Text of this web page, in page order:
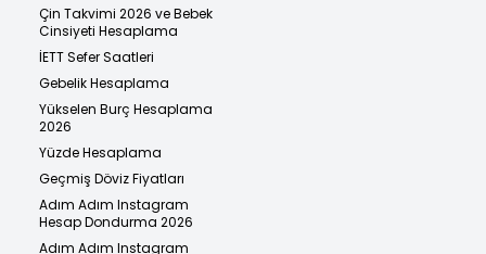
Çin Takvimi 2026 ve Bebek
Cinsiyeti Hesaplama
İETT Sefer Saatleri
Gebelik Hesaplama
Yükselen Burç Hesaplama
2026
Yüzde Hesaplama
Geçmiş Döviz Fiyatları
Adım Adım Instagram
Hesap Dondurma 2026
Adım Adım Instagram